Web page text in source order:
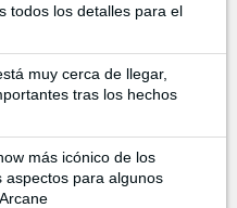
todos los detalles para el
muy cerca de llegar,
tras los hechos
más icónico de los
aspectos para algunos